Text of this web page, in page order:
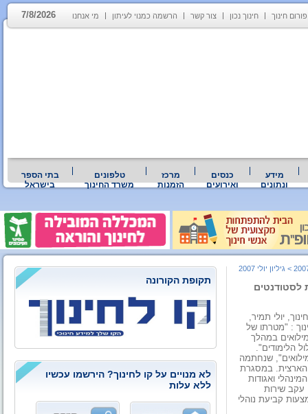
פורום חינוך חינוך נכון צור קשר הרשמה כמנוי לעיתון מי אנחנו 7/8/2026
מידע
ונתונים
כנסים
ואירועים
מרכז
הזמנות
טלפונים
משרד החינוך
בתי הספר
בישראל
> גיליון יולי 2007
לסטודנטים
יולי תמיר,
: "מטרתו של
במהלך
הלימודים".
שנחתמה
הארצית. במסגרת
ואגודות
עקב שירות
קביעת נוהלי
תקופת הקורונה
לא מנויים על קו לחינוך? הירשמו עכשיו
ללא עלות